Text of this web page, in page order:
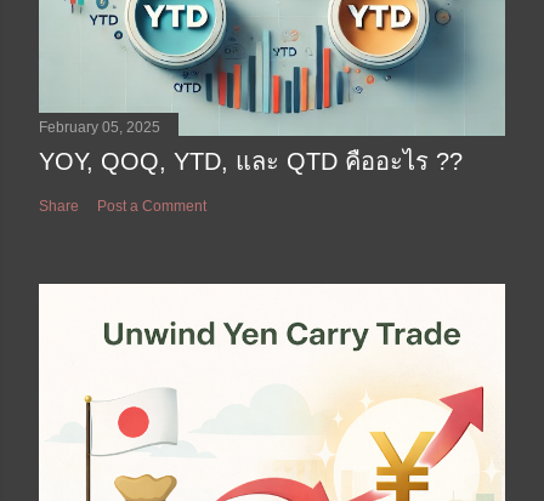
February 05, 2025
YOY, QOQ, YTD, และ QTD คืออะไร ??
Share Post a Comment